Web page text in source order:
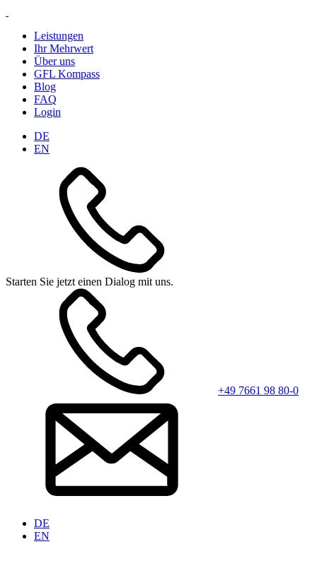
Leistungen
Ihr Mehrwert
Über uns
GFL Kompass
Blog
FAQ
Login
DE
EN
Starten Sie jetzt einen Dialog mit uns.
+49 7661 98 80-0
DE
EN